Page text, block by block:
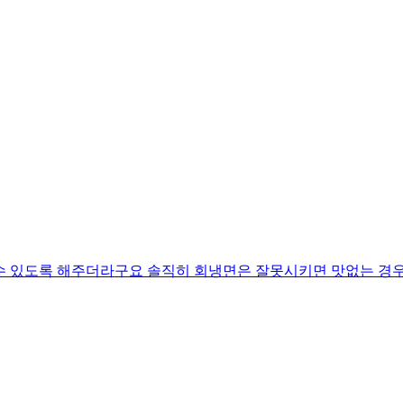
도록 해주더라구요 솔직히 회냉면은 잘못시키면 맛없는 경